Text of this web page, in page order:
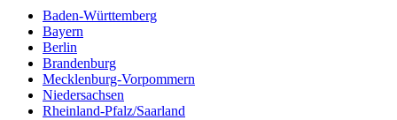
Baden-Württemberg
Bayern
Berlin
Brandenburg
Mecklenburg-Vorpommern
Niedersachsen
Rheinland-Pfalz/Saarland